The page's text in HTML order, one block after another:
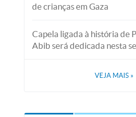
de crianças em Gaza
Capela ligada à história de
Abib será dedicada nesta
VEJA MAIS »